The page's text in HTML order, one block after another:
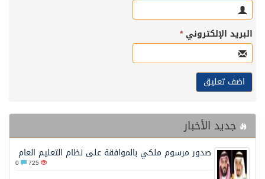
البريد الإلكتروني*
جديد الأخبار
صدور مرسوم ملكي بالموافقة على نظام التعليم العام
725